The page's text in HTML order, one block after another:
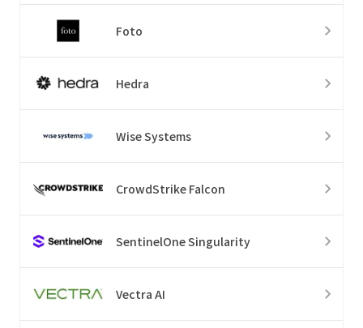
Foto
Hedra
Wise Systems
CrowdStrike Falcon
SentinelOne Singularity
Vectra AI